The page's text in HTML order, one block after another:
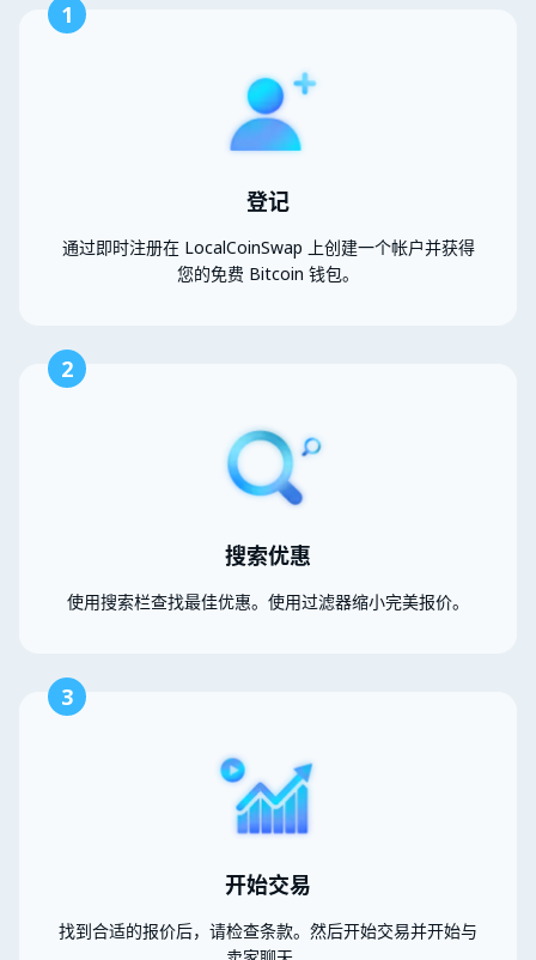
1
登记
通过即时注册在 LocalCoinSwap 上创建一个帐户并获得
您的免费 Bitcoin 钱包。
2
搜索优惠
使用搜索栏查找最佳优惠。使用过滤器缩小完美报价。
3
开始交易
找到合适的报价后，请检查条款。然后开始交易并开始与